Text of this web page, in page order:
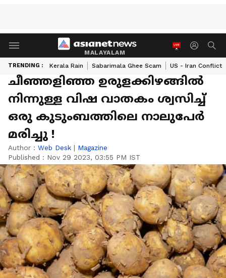
MALAYALAM
TRENDING : Kerala Rain Sabarimala Ghee Scam US - Iran Conflict
ചീഞ്ഞളിഞ്ഞ ഉരുളക്കിഴങ്ങിൽ
നിന്നുള്ള വിഷ വാതകം ശ്വസിച്ച്
ഒരു കുടുംബത്തിലെ നാലുപേർ
മരിച്ചു !
Author : Web Desk | Magazine
Published : Nov 29 2023, 03:55 PM IST